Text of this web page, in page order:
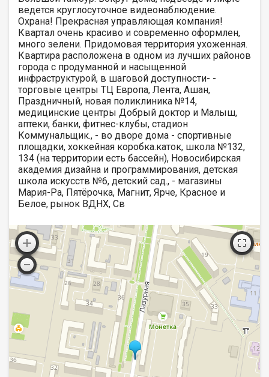
ведется круглосуточное видеонаблюдение.
Охрана! Прекрасная управляющая компания!
Квартал очень красиво и современно оформлен,
много зелени. Придомовая территория ухоженная.
Квартира расположена в одном из лучших районов
города с продуманной и насыщенной
инфраструктурой, в шаговой доступности- -
торговые центры ТЦ Европа, Лента, Ашан,
Праздничный, новая поликлиника №14,
медицинские центры Добрый доктор и Малыш,
аптеки, банки, фитнес-клубы, стадион
Коммунальщик., - во дворе дома - спортивные
площадки, хоккейная коробка.каток, школа №132,
134 (на территории есть бассейн), Новосибирская
академия дизайна и программирования, детская
школа искусств №6, детский сад., - магазины
Мария-Ра, Пятёрочка, Магнит, Ярче, Красное и
Белое, рынок ВДНХ, Св